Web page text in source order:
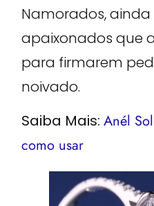
Namorados,
apaixonados que
para firmarem
noivado.
Saiba Mais:Anél
como usar